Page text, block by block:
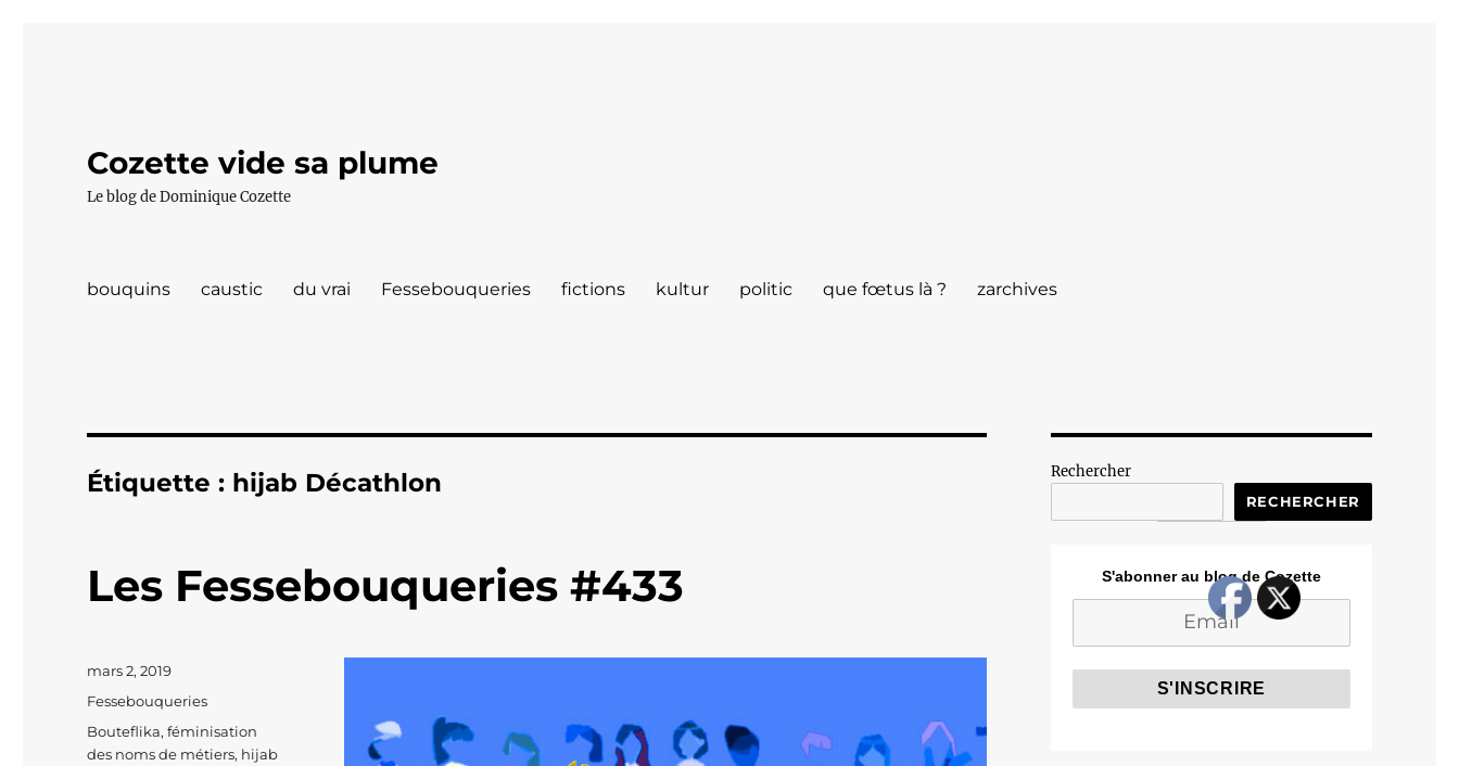
Cozette vide sa plume
Le blog de Dominique Cozette
bouquins caustic du vrai Fessebouqueries fictions kultur politic que fœtus là ? zarchives
Étiquette : hijab Décathlon
Les Fessebouqueries #433
Publié
mars 2, 2019
Catégories
Fessebouqueries
Étiquettes
Bouteflika,féminisation
des noms de métiers, hijab
Rechercher
RECHERCHER
S'abonner au blog de Cozette